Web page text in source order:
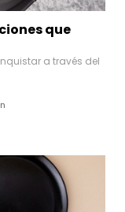
que
a través del